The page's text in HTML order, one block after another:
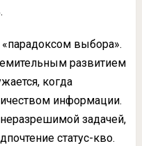
выбора».
развитием
когда
информации.
задачей,
статус-кво.